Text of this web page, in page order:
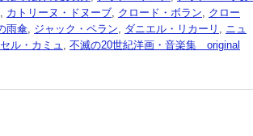
, カトリーヌ・ドヌーブ, クロード・ボラン, クロー
雨傘, ジャック・ペラン, ダニエル・リカーリ , ニュ
ル・カミュ , 不滅の20世紀洋画・音楽集 original